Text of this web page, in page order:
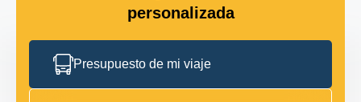
personalizada
Presupuesto de mi viaje